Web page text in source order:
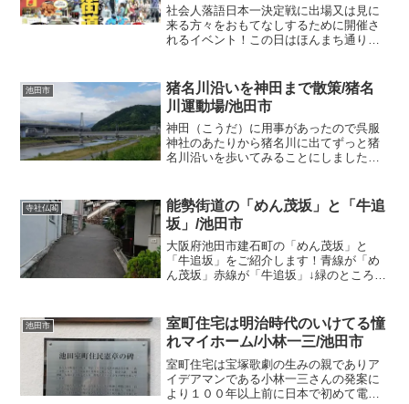
社会人落語日本一決定戦に出場又は見に
来る方々をおもてなしするために開催さ
れるイベント！この日はほんまち通りが
(~o~)★無料古本市★大道芸★ふわふわゴ
リラ★がんが...
池田市
猪名川沿いを神田まで散策/猪名
川運動場/池田市
神田（こうだ）に用事があったので呉服
神社のあたりから猪名川に出てずっと猪
名川沿いを歩いてみることにしました。
たりやんだりで風も強かったですがちょ
うど晴れ間が見...
寺社仏閣
能勢街道の「めん茂坂」と「牛追
坂」/池田市
大阪府池田市建石町の「めん茂坂」と
「牛追坂」をご紹介します！青線が「め
ん茂坂」赤線が「牛追坂」↓緑のところが
れたそうで今も多くの人が日常に近道と
して使っています。明治1...
池田市
室町住宅は明治時代のいけてる憧
れマイホーム/小林一三/池田市
室町住宅は宝塚歌劇の生みの親でありア
イデアマンである小林一三さんの発案に
より１００年以上前に日本で初めて電鉄